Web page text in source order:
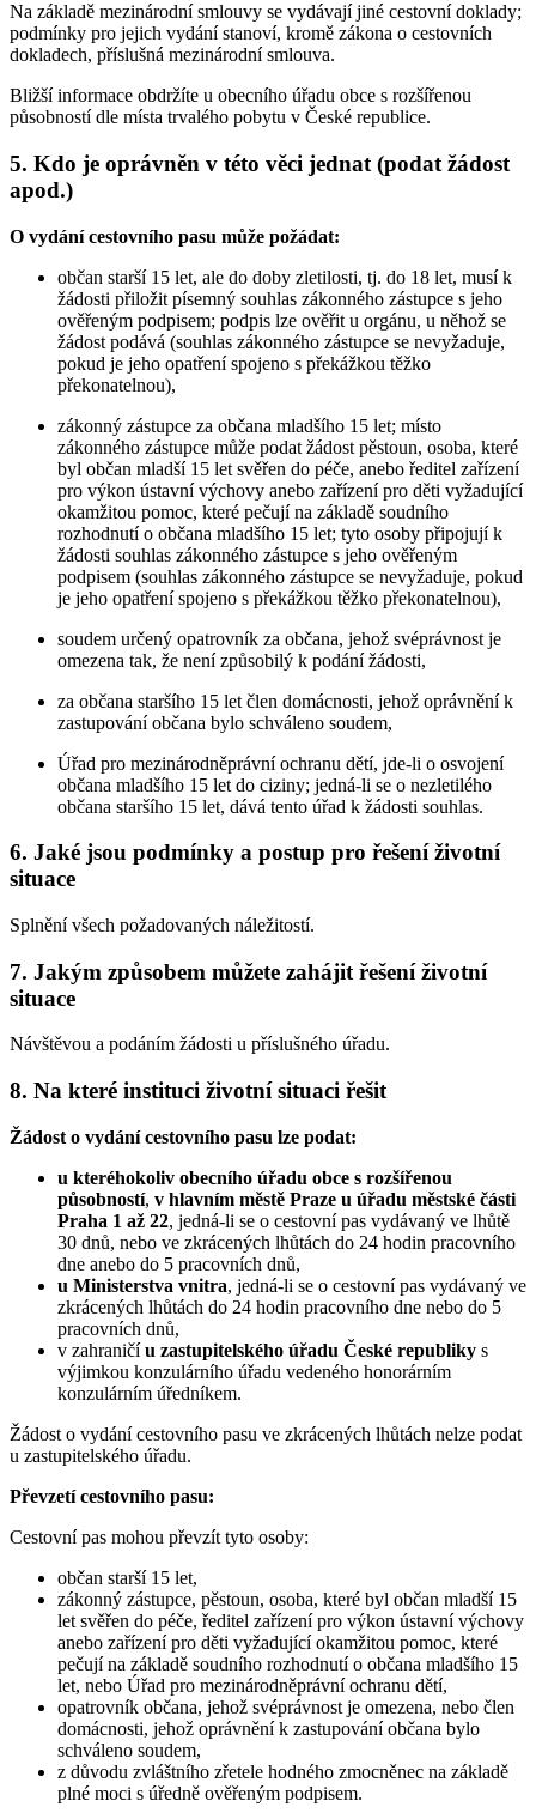
Na základě mezinárodní smlouvy se vydávají jiné cestovní doklady;
podmínky pro jejich vydání stanoví, kromě zákona o cestovních
dokladech, příslušná mezinárodní smlouva.
Bližší informace obdržíte u obecního úřadu obce s rozšířenou
působností dle místa trvalého pobytu v České republice.
5. Kdo je oprávněn v této věci jednat (podat žádost
apod.)
O vydání cestovního pasu může požádat:
občan starší 15 let, ale do doby zletilosti, tj. do 18 let, musí k
žádosti přiložit písemný souhlas zákonného zástupce s jeho
ověřeným podpisem; podpis lze ověřit u orgánu, u něhož se
žádost podává (souhlas zákonného zástupce se nevyžaduje,
pokud je jeho opatření spojeno s překážkou těžko
překonatelnou),
zákonný zástupce za občana mladšího 15 let; místo
zákonného zástupce může podat žádost pěstoun, osoba, které
byl občan mladší 15 let svěřen do péče, anebo ředitel zařízení
pro výkon ústavní výchovy anebo zařízení pro děti vyžadující
okamžitou pomoc, které pečují na základě soudního
rozhodnutí o občana mladšího 15 let; tyto osoby připojují k
žádosti souhlas zákonného zástupce s jeho ověřeným
podpisem (souhlas zákonného zástupce se nevyžaduje, pokud
je jeho opatření spojeno s překážkou těžko překonatelnou),
soudem určený opatrovník za občana, jehož svéprávnost je
omezena tak, že není způsobilý k podání žádosti,
za občana staršího 15 let člen domácnosti, jehož oprávnění k
zastupování občana bylo schváleno soudem,
Úřad pro mezinárodněprávní ochranu dětí, jde-li o osvojení
občana mladšího 15 let do ciziny; jedná-li se o nezletilého
občana staršího 15 let, dává tento úřad k žádosti souhlas.
6. Jaké jsou podmínky a postup pro řešení životní
situace
Splnění všech požadovaných náležitostí.
7. Jakým způsobem můžete zahájit řešení životní
situace
Návštěvou a podáním žádosti u příslušného úřadu.
8. Na které instituci životní situaci řešit
Žádost o vydání cestovního pasu lze podat:
u kteréhokoliv obecního úřadu obce s rozšířenou
působností, v hlavním městě Praze u úřadu městské části
Praha 1 až 22, jedná-li se o cestovní pas vydávaný ve lhůtě
30 dnů, nebo ve zkrácených lhůtách do 24 hodin pracovního
dne anebo do 5 pracovních dnů,
u Ministerstva vnitra, jedná-li se o cestovní pas vydávaný ve
zkrácených lhůtách do 24 hodin pracovního dne nebo do 5
pracovních dnů,
v zahraničíu zastupitelského úřadu České republiky s
výjimkou konzulárního úřadu vedeného honorárním
konzulárním úředníkem.
Žádost o vydání cestovního pasu ve zkrácených lhůtách nelze podat
u zastupitelského úřadu.
Převzetí cestovního pasu:
Cestovní pas mohou převzít tyto osoby:
občan starší 15 let,
zákonný zástupce, pěstoun, osoba, které byl občan mladší 15
let svěřen do péče, ředitel zařízení pro výkon ústavní výchovy
anebo zařízení pro děti vyžadující okamžitou pomoc, které
pečují na základě soudního rozhodnutí o občana mladšího 15
let, nebo Úřad pro mezinárodněprávní ochranu dětí,
opatrovník občana, jehož svéprávnost je omezena, nebo člen
domácnosti, jehož oprávnění k zastupování občana bylo
schváleno soudem,
z důvodu zvláštního zřetele hodného zmocněnec na základě
plné moci s úředně ověřeným podpisem.